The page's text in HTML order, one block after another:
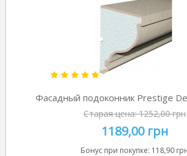
Фасадный подоконник Prestige
Старая цена:1252,00 грн
1189,00 грн
Бонус при покупке: 118,90